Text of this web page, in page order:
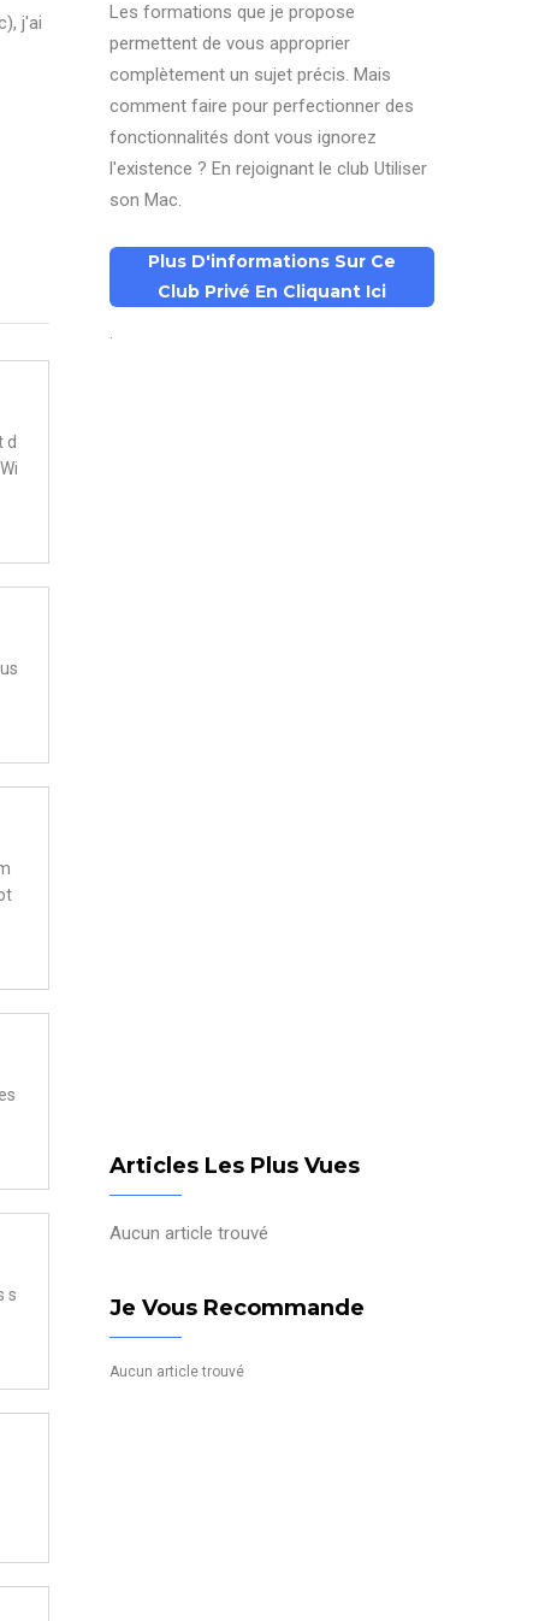
j'ai
d
s
Les formations que je propose
permettent de vous approprier
complètement un sujet précis. Mais
comment faire pour perfectionner des
fonctionnalités dont vous ignorez
l'existence ? En rejoignant le club Utiliser
son Mac.
Plus D'informations Sur Ce
Club Privé En Cliquant Ici
.
Articles Les Plus Vues
Aucun article trouvé
Je Vous Recommande
Aucun article trouvé